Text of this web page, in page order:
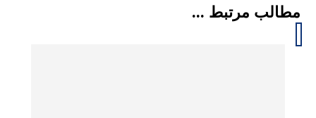
مطالب مرتبط ...